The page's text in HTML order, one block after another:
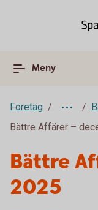
Meny
Företag
Bättre Affärer –
Bättre
2025